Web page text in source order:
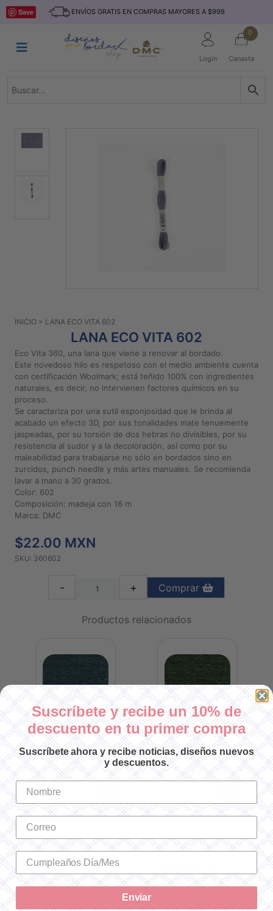
Saltar
ENVÍOS GRATIS EN COMPRAS MAYORES A $999
Login
0
Canasta
INICIO
TEJIDO
MARCAS
Preguntas
Aviso De
Privacidad
Políticas
Compra
2026
Diseños
Para
Bordar
Save
INICIO > LANA ECO VITA 602
LANA ECO VITA 602
Eco Vita 360, una lana que viene a renovar al bordado.
Este novedoso hilo es respetoso con el medio ambiente cuenta
con certificación Woolmark; está teñido 100% con ingredientes
naturales, es decir, no intervienen factores químicos en su
proceso.
Se caracteriza por una sutil esponjosidad que le brinda al
acabado un efecto 3D, por sus tonalidades mate tenuemente
jaspeadas, por su torsión de dos hebras no divisibles, por su
resistencia al sudor y a la decoloración, así como por su
maleabilidad para trabajarse no sólo en bordados sino en
zurcidos, punch needle y más artes manuales. Se recomienda
lavar a mano a 30 grados.
Color: 602
Composición: madeja con 16 m
Marca: DMC
$22.00 MXN
SKU: 360602
- + Comprar
Productos relacionados
LANA ECO VITA 709
SKU: 360709
$22.00 MXN
-
LANA ECO VITA 708
SKU: 360708
$22.00 MXN
SOLO ENVÍOS A LA REPÚBLICA
MEXICANA
Suscríbete y recibe un 10% de
descuento en tu primer compra
Suscríbete ahora y recibe noticias, diseños nuevos
y descuentos.
Enviar